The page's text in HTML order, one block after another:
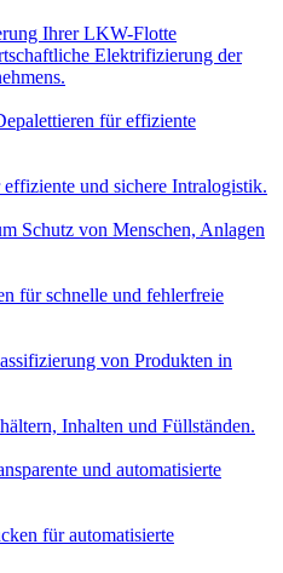
Ihrer LKW-Flotte
Elektrifizierung der
für effiziente
und sichere Intralogistik.
Schutz von Menschen, Anlagen
für schnelle und fehlerfreie
von Produkten in
Inhalten und Füllständen.
und automatisierte
für automatisierte